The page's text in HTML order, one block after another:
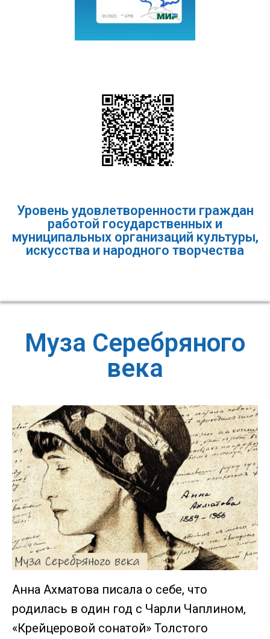
Уровень удовлетворенности граждан
работой государственных и
муниципальных организаций культуры,
искусства и народного творчества
Муза Серебряного
века
Анна Ахматова писала о себе, что
родилась в один год с Чарли Чаплином,
«Крейцеровой сонатой» Толстого